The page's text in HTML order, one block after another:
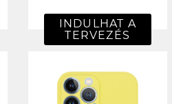
INDULHAT A
TERVEZÉS